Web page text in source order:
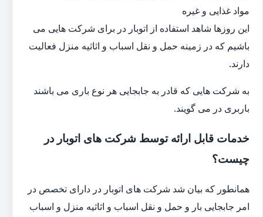
مواد غذایی و غیره
این روزها شاهد استفاده از اتوبار در برای شرکت هایی می
باشیم که در زمینه حمل و نقل اسباب و اثاثیه منزل فعالیت
دارند.
به شرکت هایی که قادر به جابجایی هر نوع باری می باشند
باربری در می گویند.
خدمات قابل ارائه توسط شرکت های اتوبار در
چیست؟
همانطور که بیان شد شرکت های اتوبار در دارای تخصص در
امر جابجایی بار و حمل و نقل اسباب و اثاثیه منزل و اسباب